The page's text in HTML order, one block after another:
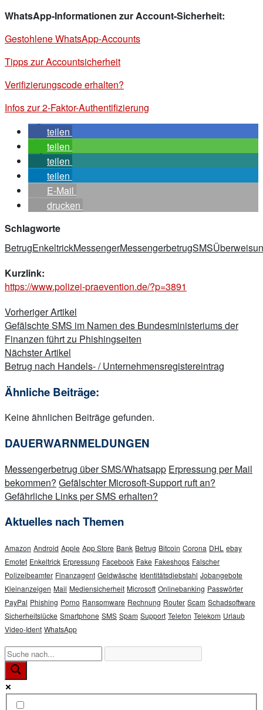
WhatsApp-Informationen zur Account-Sicherheit:
Gestohlene WhatsApp-Accounts
Tipps zur Accountsicherheit
Verifizierungscode erhalten?
Infos zur 2-Faktor-Authentifizierung
teilen
teilen
teilen
teilen
E-Mail
drucken
Schlagworte
BetrugEnkeltrickMessengerMessengerbetrugSMS
Kurzlink:
https://www.polizei-praevention.de/?p=3891
Beitragsnavigation
Vorheriger Artikel
Gefälschte SMS im Namen des Bundesministeriums der
Finanzen führt zu Phishingseiten
Nächster Artikel
Betrug nach Handels- / Unternehmensregistereintrag
Ähnliche Beiträge:
Keine ähnlichen Beiträge gefunden.
DAUERWARNMELDUNGEN
Messengerbetrug über SMS/Whatsapp Erpressung per Mail
bekommen? Gefälschter Microsoft-Support ruft an?
Gefährliche Links per SMS erhalten?
Aktuelles nach Themen
Amazon Android Apple App Store Bank Betrug Bitcoin Corona DHL ebay
Emotet Enkeltrick Erpressung Facebook Fake Fakeshops Falscher
Polizeibeamter Finanzagent Geldwäsche Identitätsdiebstahl Jobangebote
Kleinanzeigen Mail Mediensicherheit Microsoft Onlinebanking Passwörter
PayPal Phishing Porno Ransomware Rechnung Router Scam Schadsoftware
Sicherheitslücke Smartphone SMS Spam Support Telefon Telekom Urlaub
Video-Ident WhatsApp